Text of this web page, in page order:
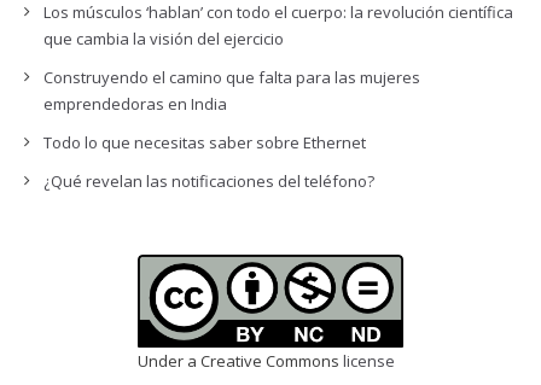
Los músculos ‘hablan’ con todo el cuerpo: la revolución científica
que cambia la visión del ejercicio
Construyendo el camino que falta para las mujeres
emprendedoras en India
Todo lo que necesitas saber sobre Ethernet
¿Qué revelan las notificaciones del teléfono?
Under a Creative Commons license